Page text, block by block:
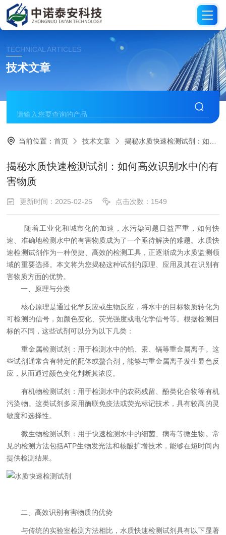
TECHNICAL ARTICLES
技术文章
当前位置：首页 技术文章 揭秘水质快速检测试剂：如何高效识别水中的有害物质
揭秘水质快速检测试剂：如何高效识别水中的有
害物质
更新时间：2025-02-25 点击次数：1549
随着工业化和城市化的加速，水污染问题日益严重，如何快
速、准确地检测水中的有害物质成为了一个亟待解决的难题。水质快
速检测试剂作为一种便捷、高效的检测工具，正逐渐成为水质监测领
域的重要选择。本文将为您揭秘这种试剂的原理、应用及其在识别有
害物质方面的优势。
一、原理与分类
核心原理是通过化学反应或生物反应，将水中的目标物质转化为
可检测的信号，如颜色变化、荧光强度或电化学信号等。根据检测目
标的不同，这些试剂可以分为以下几类：
重金属检测试剂：用于检测水中的铅、汞、镉等重金属离子。这
些试剂通常含有特定的配体或螯合剂，能够与重金属离子发生显色反
应，从而通过颜色变化判断其浓度。
有机物检测试剂：用于检测水中的农药残留、酚类化合物等有机
污染物。这类试剂多采用酶联免疫法或荧光标记技术，具有较高的灵
敏度和选择性。
微生物检测试剂：用于快速检测水中的细菌、病毒等微生物。常
见的检测方法包括ATP生物发光法和核酸扩增技术，能够在短时间内
提供检测结果。
二、高效识别有害物质的优势
与传统的实验室检测方法相比，水质快速检测试剂具有以下显著